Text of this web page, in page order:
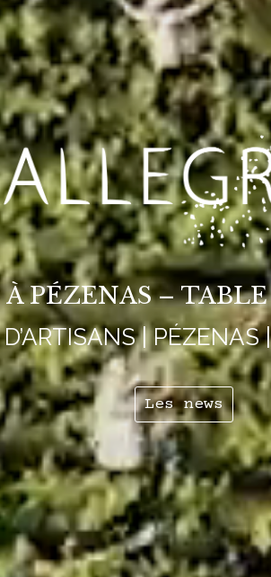
PÉZENAS –
|
Les news